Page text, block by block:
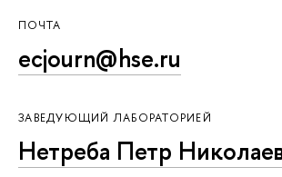
ПОЧТА
ecjourn@hse.ru
ЗАВЕДУЮЩИЙ ЛАБОРАТОРИЕЙ
Нетреба Петр